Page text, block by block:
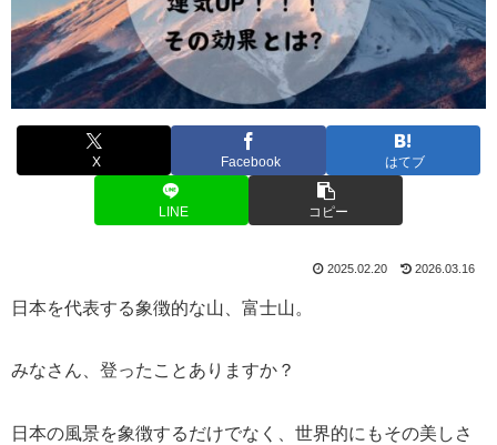
X Facebook はてブ
LINE コピー
2025.02.20 2026.03.16
日本を代表する象徴的な山、富士山。
みなさん、登ったことありますか？
日本の風景を象徴するだけでなく、世界的にもその美しさ